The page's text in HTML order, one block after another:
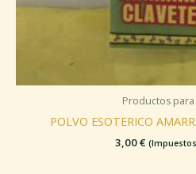
Productos
POLVO ESOTERICO
3,00€